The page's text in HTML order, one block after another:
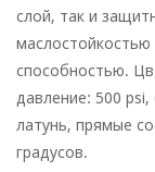
слой, так и
маслостойкостью
способностью.
давление: 500
латунь, прямые
градусов.